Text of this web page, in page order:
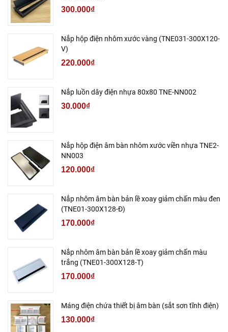
300.000₫
Nắp hộp điện nhôm xước vàng (TNE031-300X120-
V)
220.000₫
Nắp luồn dây điện nhựa 80x80 TNE-NN002
30.000₫
Nắp hộp điện âm bàn nhôm xước viền nhựa TNE2-
NN003
120.000₫
Nắp nhôm âm bàn bản lề xoay giảm chấn màu đen
(TNE01-300X128-Đ)
170.000₫
Nắp nhôm âm bàn bản lề xoay giảm chấn màu
trắng (TNE01-300X128-T)
170.000₫
Máng điện chứa thiết bị âm bàn (sắt sơn tĩnh điện)
130.000₫